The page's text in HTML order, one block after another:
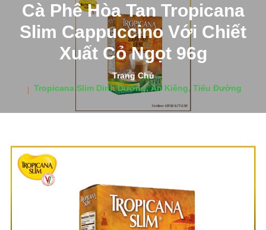
Cà Phê Hòa Tan Tropicana
Slim Cappuccino Với Chiết
Xuất Cỏ Ngọt 96g
Trang Chủ
Tropicana Slim Dinh Dưỡng, Ăn Kiêng, Tiểu Đường